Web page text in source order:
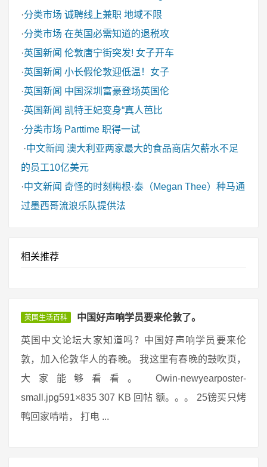
·分类市场 诚聘线上兼职 地域不限
·分类市场 在英国必需知道的退税攻
·英国新闻 伦敦唐宁街突发! 女子开车
·英国新闻 小长假伦敦迎低温！女子
·英国新闻 中国深圳富豪登场英国伦
·英国新闻 凯特王妃变身“真人芭比
·分类市场 Parttime 职得一试
·中文新闻 澳大利亚两家最大的食品商店欠薪水不足
的员工10亿美元
·中文新闻 奇怪的时刻梅根·泰（Megan Thee）种马通
过墨西哥流浪乐队提供法
相关推荐
英国生活百科 中国好声响学员要来伦敦了。
英国中文论坛大家知道吗？中国好声响学员要来伦
敦，加入伦敦华人的春晚。 我这里有春晚的鼓吹页，
大家能够看看。 Owin-newyearposter-
small.jpg591×835 307 KB 回帖 额。。。 25镑买只烤
鸭回家啃啃， 打电 ...